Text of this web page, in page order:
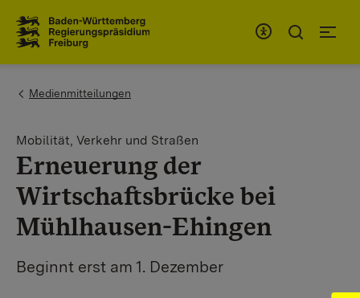
You are here:
Medienmitteilungen
Mobilität, Verkehr und Straßen
Erneuerung der
Wirtschaftsbrücke bei
Mühlhausen-Ehingen
Beginnt erst am 1. Dezember